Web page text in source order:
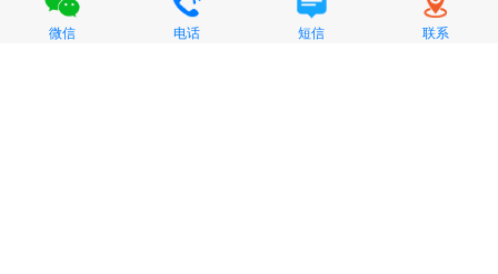
微信 电话 短信 联系